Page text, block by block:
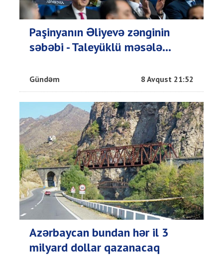
Paşinyanın Əliyevə zənginin
səbəbi - Taleyüklü məsələ...
Gündəm 8 Avqust 21:52
Azərbaycan bundan hər il 3
milyard dollar qazanacaq